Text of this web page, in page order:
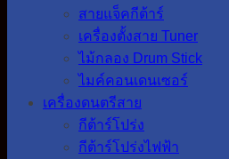
สายแจ็คกีต้าร์
เครื่องตั้งสาย Tuner
ไม้กลอง Drum Stick
ไมค์คอนเดนเซอร์
เครื่องดนตรีสาย
กีต้าร์โปร่ง
กีต้าร์โปร่งไฟฟ้า